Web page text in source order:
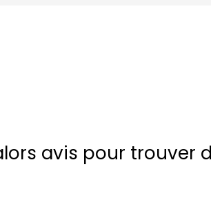
avis pour trouver